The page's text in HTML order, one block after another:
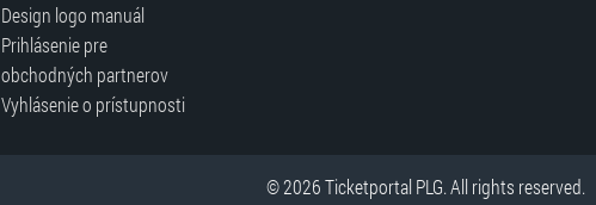
Design logo manuál
Prihlásenie pre
obchodných partnerov
Vyhlásenie o prístupnosti
© 2026 Ticketportal PLG. All rights reserved.